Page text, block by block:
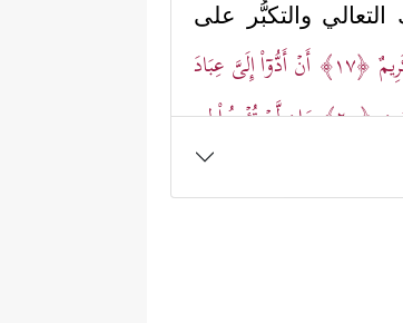
والتكبُّر على
﴿١٧﴾
أَنۡ أَدُّوۤاْ إِلَیَّ عِبَادَ
﴿٢٠﴾
وَإِن لَّمۡ تُؤۡمِنُواْ لِی